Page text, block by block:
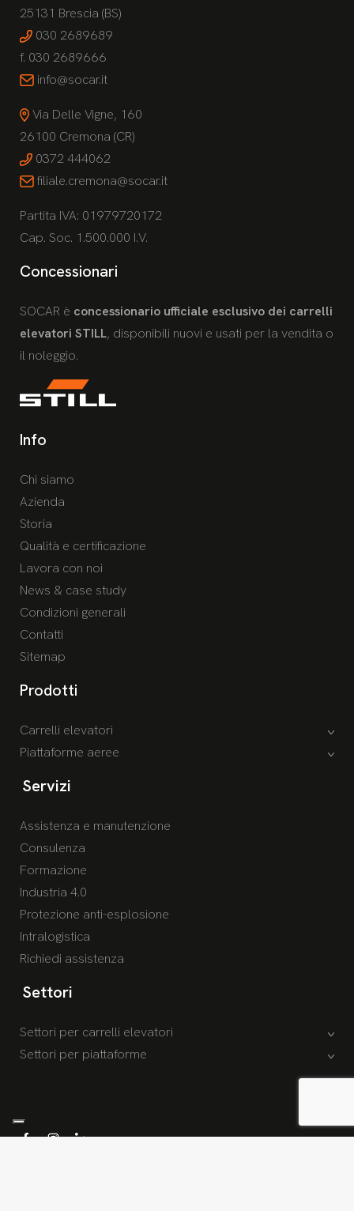
25131 Brescia (BS)
030 2689689
f. 030 2689666
info@socar.it
Via Delle Vigne, 160
26100 Cremona (CR)
0372 444062
filiale.cremona@socar.it
Partita IVA: 01979720172
Cap. Soc. 1.500.000 I.V.
Concessionari
SOCAR è concessionario ufficiale esclusivo dei carrelli
elevatori STILL, disponibili nuovi e usati per la vendita o
il noleggio.
Info
Chi siamo
Azienda
Storia
Qualità e certificazione
Lavora con noi
News & case study
Condizioni generali
Contatti
Sitemap
Prodotti
Carrelli elevatori
Piattaforme aeree
Servizi
Assistenza e manutenzione
Consulenza
Formazione
Industria 4.0
Protezione anti-esplosione
Intralogistica
Richiedi assistenza
Settori
Settori per carrelli elevatori
Settori per piattaforme